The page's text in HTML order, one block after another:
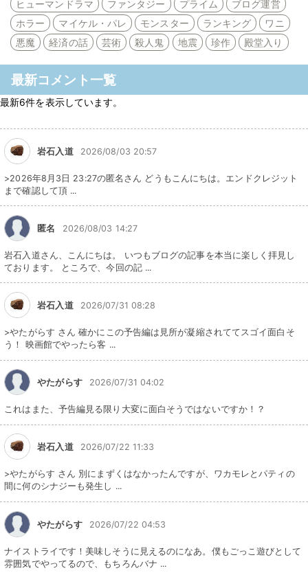
ヒューマンドラマ ファンタジー プライム
ブログ運営
ホラー
マイケル・パレ モンスター ランキング
ワニ
悪魔
経済の話 芸術 殺人鬼 地震 珍作 殿堂入り
最新コメント一覧
最新6件を表示しています。
岩石入道 2026/08/03 20:57
>2026年8月3日 23:27の匿名さん どうもこんにちは。エンドクレジット
まで確認して頂 ...
匿名 2026/08/03 14:27
岩石入道さん、こんにちは。 いつもブログの記事を本当に楽しく拝見し
ております。 ところで、今回の記 ...
岩石入道 2026/07/31 08:28
>やたがらす さん 確かにこの予告編は見所が凝縮されててスゴイ面白そ
う！ 映画館でやったら客 ...
やたがらす 2026/07/31 04:02
これはまた、予告編見る限り大変に面白そうではないですか！？
岩石入道 2026/07/22 11:33
>やたがらす さん 別にまずくはなかったんですが、ワカモレとパティの
間に何のシナジーも発生し ...
やたがらす 2026/07/22 04:53
ナイストライです！美味しそうに見えるのになあ。僕もごっこ遊びとして
雰囲気でやってるので、もちろんバナ ...